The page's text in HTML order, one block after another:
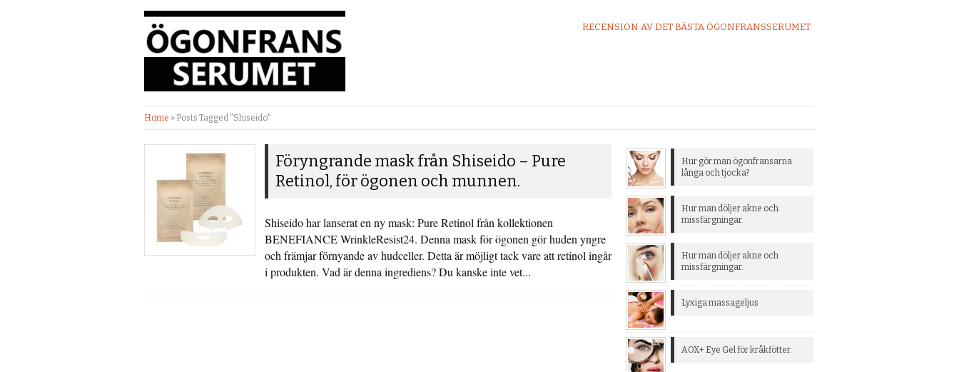
RECENSION AV DET BÄSTA ÖGONFRANSSERUMET
Home » Posts Tagged "Shiseido"
Föryngrande mask från Shiseido – Pure
Retinol, för ögonen och munnen.
Shiseido har lanserat en ny mask: Pure Retinol från kollektionen
BENEFIANCE WrinkleResist24. Denna mask för ögonen gör huden yngre
och främjar förnyande av hudceller. Detta är möjligt tack vare att retinol ingår
i produkten. Vad är denna ingrediens? Du kanske inte vet...
Hur gör man ögonfransarna
långa och tjocka?
Hur man döljer akne och
missfärgningar.
Hur man döljer akne och
missfärgningar.
Lyxiga massageljus
AOX+ Eye Gel för kråkfötter.